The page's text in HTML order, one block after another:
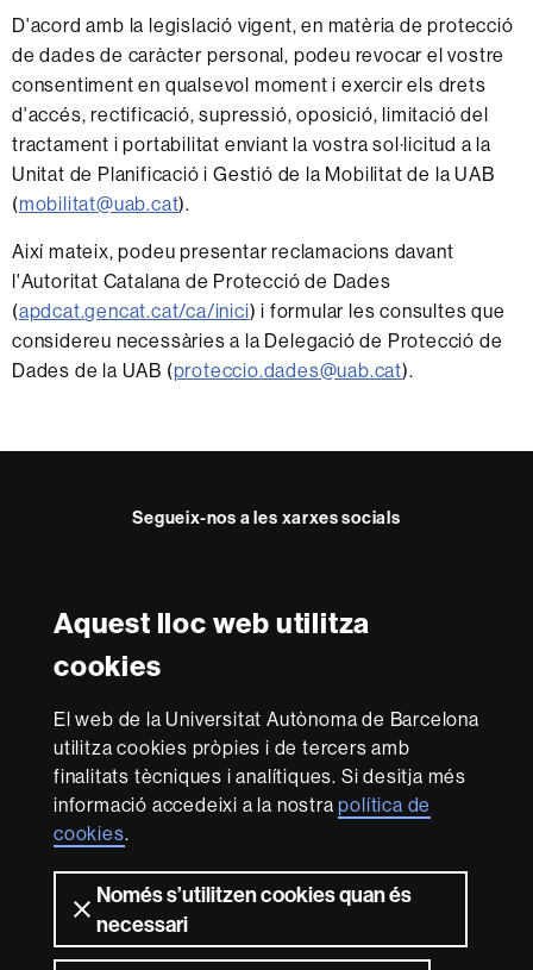
Aquest lloc web utilitza
cookies
El web de la Universitat Autònoma de Barcelona
utilitza cookies pròpies i de tercers amb
finalitats tècniques i analítiques. Si desitja més
informació accedeixi a la nostrapolítica de
cookies.
Només s’utilitzen cookies quan és
necessari
D'acord amb la legislació vigent, en matèria de protecció
de dades de caràcter personal, podeu revocar el vostre
consentiment en qualsevol moment i exercir els drets
d'accés, rectificació, supressió, oposició, limitació del
tractament i portabilitat enviant la vostra sol·licitud a la
Unitat de Planificació i Gestió de la Mobilitat de la UAB
(mobilitat@uab.cat).
Així mateix, podeu presentar reclamacions davant
l'Autoritat Catalana de Protecció de Dades
(apdcat.gencat.cat/ca/inici) i formular les consultes que
considereu necessàries a la Delegació de Protecció de
Dades de la UAB (proteccio.dades@uab.cat).
Segueix-nos a les xarxes socials
Reconeixement internacional de l'excel·lència
in
Research
-
Euraxess
Amb el finançament de
Sobre
aquest
web
Avís legal